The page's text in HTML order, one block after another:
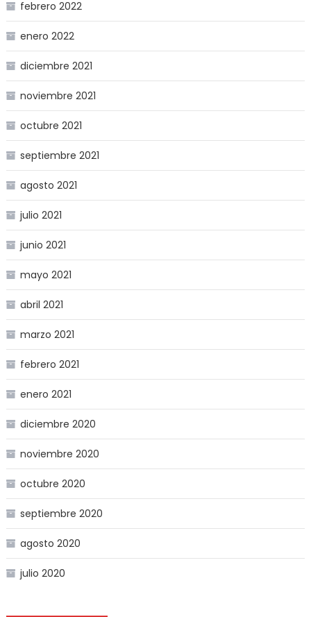
febrero 2022
enero 2022
diciembre 2021
noviembre 2021
octubre 2021
septiembre 2021
agosto 2021
julio 2021
junio 2021
mayo 2021
abril 2021
marzo 2021
febrero 2021
enero 2021
diciembre 2020
noviembre 2020
octubre 2020
septiembre 2020
agosto 2020
julio 2020